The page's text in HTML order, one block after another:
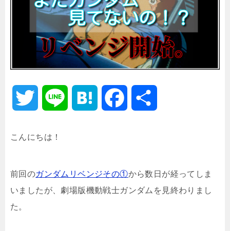
t e e e
こんにちは！
前回のガンダムリベンジその①から数日が経ってしま
いましたが、劇場版機動戦士ガンダムを見終わりまし
た。